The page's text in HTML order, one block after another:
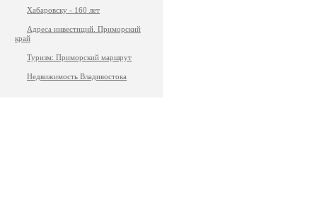
Хабаровску - 160 лет
Адреса инвестиций. Приморский
край
Туризм: Приморский маршрут
Недвижимость Владивостока